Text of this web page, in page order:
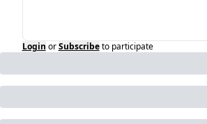
Login or Subscribe to participate